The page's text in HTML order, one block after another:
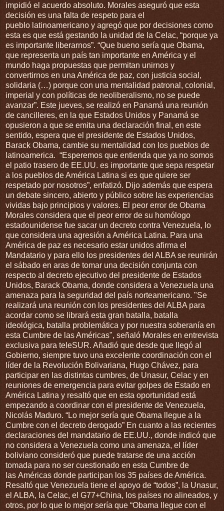
impidió el acuerdo absoluto. Morales aseguró que esta
decisión es una falta de respeto para el
pueblo latinoamericano y agregó que por decisiones como
esta es que está gestando la unidad de la Celac, “porque ya
es importante liberarnos”. “Que bueno sería que Obama,
que representa un país tan importante en América y el
mundo haga propuestas que permitan unirnos y
convertirnos en una América de paz, con justicia social,
solidaria (…) porque con una mentalidad patronal, colonial,
imperial y con políticas de neoliberalismo, no se puede
avanzar”. Este jueves, se realizó en Panamá una reunión
de cancilleres, en la que Estados Unidos y Panamá se
opusieron a que se emita una declaración final, en este
sentido, espera que el presidente de Estados Unidos,
Barack Obama, cambie su mentalidad con los pueblos de
latinoamerica. “Esperemos que entienda que ya no somos
el patio trasero de EE.UU. es importante que sepa respetar
a los pueblos de América Latina si es que quiere ser
respetado por nosotros”, enfatizó. Dijo además que espera
un debate sincero, abierto y público sobre las experiencias
vividas bajo principios y valores. El peor error de Obama
Morales considera que el peor error de su homólogo
estadounidense fue sacar un decreto contra Venezuela, lo
que considera una agresión a América Latina. Para una
América de paz es necesario estar unidos afirma el
Mandatario y para ello los presidentes del ALBA se reunirán
el sábado en aras de tomar una decisión conjunta con
respecto al decreto ejecutivo del presidente de Estados
Unidos, Barack Obama, donde considera a Venezuela una
amenaza para la seguridad del país norteamericano. "Se
realizará una reunión con los presidentes del ALBA para
acordar como se librará esta gran batalla, batalla
ideológica, batalla problemática y por nuestra soberanía en
esta Cumbre de las Américas", señaló Morales en entrevista
exclusiva para teleSUR. Añadió que desde que llegó al
Gobierno, siempre tuvo una excelente coordinación con el
líder de la Revolución Bolivariana, Hugo Chávez, para
participar en las distintas cumbres, de Unasur, Celac y en
reuniones de emergencia para evitar golpes de Estado en
América Latina y resaltó que en esta oportunidad está
empezando a coordinar con el presidente de Venezuela,
Nicolás Maduro. “Lo mejor sería que Obama llegue a la
Cumbre con el decreto derogado” En cuanto a las recientes
declaraciones del mandatario de EE.UU., donde indicó que
no considera a Venezuela como una amenaza, el líder
boliviano consideró que puede tratarse de una acción
tomada para no ser cuestionado en esta Cumbre de
las Américas donde participan los 35 países de América.
Resaltó que Venezuela tiene el apoyo de “todos”, la Unasur,
el ALBA, la Celac, el G77+China, los países no alineados, y
otros, por lo que lo mejor sería que “Obama llegue con el